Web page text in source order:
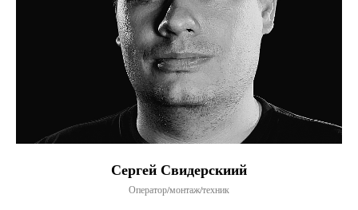
Сергей Свидерскиий
Оператор/монтаж/техник